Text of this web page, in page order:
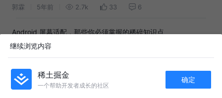
郭霖 5年前 2.7k 33 6
Android 屏幕适配，那些你必须掌握的稀碎知识点
伤心的猪大肠
ConstraintLayout + fitsSystemWindows 引起的控件错位问题
YouCii 5年前 2.8k
继续浏览内容
稀土掘金
一个帮助开发者成长的社区
确定